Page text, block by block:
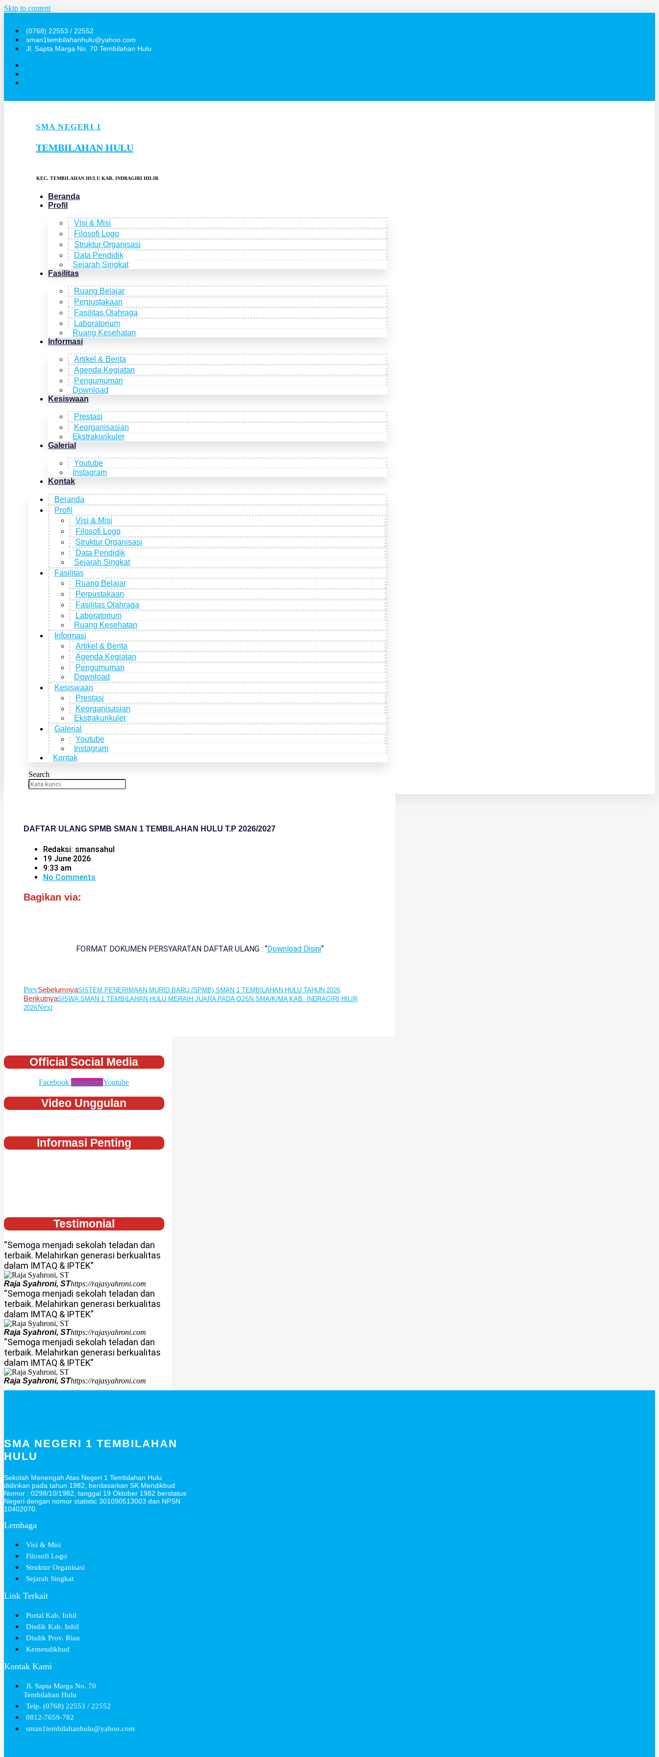
Skip to content
(0768) 22553 / 22552
sman1tembilahanhulu@yahoo.com
Jl. Sapta Marga No. 70 Tembilahan Hulu
SMA NEGERI 1
TEMBILAHAN HULU
KEC. TEMBILAHAN HULU KAB. INDRAGIRI HILIR
Beranda
Profil
Visi & Misi
Filosofi Logo
Struktur Organisasi
Data Pendidik
Sejarah Singkat
Fasilitas
Ruang Belajar
Perpustakaan
Fasilitas Olahraga
Laboratorium
Ruang Kesehatan
Informasi
Artikel & Berita
Agenda Kegiatan
Pengumuman
Download
Kesiswaan
Prestasi
Keorganisasian
Ekstrakurikuler
Galerial
Youtube
Instagram
Kontak
Beranda
Profil
Visi & Misi
Filosofi Logo
Struktur Organisasi
Data Pendidik
Sejarah Singkat
Fasilitas
Ruang Belajar
Perpustakaan
Fasilitas Olahraga
Laboratorium
Ruang Kesehatan
Informasi
Artikel & Berita
Agenda Kegiatan
Pengumuman
Download
Kesiswaan
Prestasi
Keorganisasian
Ekstrakurikuler
Galerial
Youtube
Instagram
Kontak
Search
DAFTAR ULANG SPMB SMAN 1 TEMBILAHAN HULU T.P 2026/2027
Redaksi: smansahul
19 June 2026
9:33 am
No Comments
Bagikan via:
FORMAT DOKUMEN PERSYARATAN DAFTAR ULANG : “Download Disini“
PrevSebelumnyaSISTEM PENERIMAAN MURID BARU (SPMB) SMAN 1 TEMBILAHAN HULU TAHUN 2026
BerikutnyaSISWA SMAN 1 TEMBILAHAN HULU MERAIH JUARA PADA O2SN SMA/K/MA KAB. INDRAGIRI HILIR
2026Next
Official Social Media
Facebook Instagram Youtube
Video Unggulan
Informasi Penting
Testimonial
“Semoga menjadi sekolah teladan dan
terbaik. Melahirkan generasi berkualitas
dalam IMTAQ & IPTEK”
Raja Syahroni, SThttps://rajasyahroni.com
“Semoga menjadi sekolah teladan dan
terbaik. Melahirkan generasi berkualitas
dalam IMTAQ & IPTEK”
Raja Syahroni, SThttps://rajasyahroni.com
“Semoga menjadi sekolah teladan dan
terbaik. Melahirkan generasi berkualitas
dalam IMTAQ & IPTEK”
Raja Syahroni, SThttps://rajasyahroni.com
SMA NEGERI 1 TEMBILAHAN
HULU
Sekolah Menengah Atas Negeri 1 Tembilahan Hulu
didirikan pada tahun 1982, berdasarkan SK Mendikbud
Nomor : 0298/10/1982, tanggal 19 Oktober 1982 berstatus
Negeri dengan nomor statistic 301090513003 dan NPSN
10402070.
Lembaga
Visi & Misi
Filosofi Logo
Struktur Organisasi
Sejarah Singkat
Link Terkait
Portal Kab. Inhil
Disdik Kab. Inhil
Disdik Prov. Riau
Kemendikbud
Kontak Kami
Jl. Sapta Marga No. 70
Tembilahan Hulu
Telp. (0768) 22553 / 22552
0812-7659-782
sman1tembilahanhulu@yahoo.com